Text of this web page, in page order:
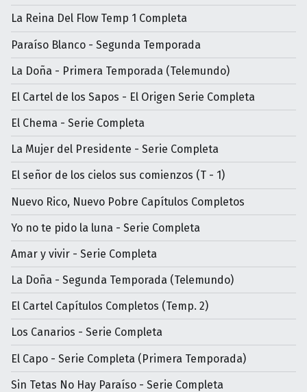
La Reina Del Flow Temp 1 Completa
Paraíso Blanco - Segunda Temporada
La Doña - Primera Temporada (Telemundo)
El Cartel de los Sapos - El Origen Serie Completa
El Chema - Serie Completa
La Mujer del Presidente - Serie Completa
El señor de los cielos sus comienzos (T - 1)
Nuevo Rico, Nuevo Pobre Capítulos Completos
Yo no te pido la luna - Serie Completa
Amar y vivir - Serie Completa
La Doña - Segunda Temporada (Telemundo)
El Cartel Capítulos Completos (Temp. 2)
Los Canarios - Serie Completa
El Capo - Serie Completa (Primera Temporada)
Sin Tetas No Hay Paraíso - Serie Completa